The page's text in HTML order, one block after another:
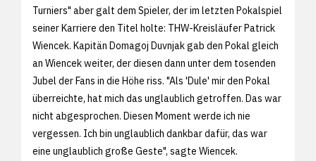
Turniers" aber galt dem Spieler, der im letzten Pokalspiel
seiner Karriere den Titel holte: THW-Kreisläufer Patrick
Wiencek. Kapitän Domagoj Duvnjak gab den Pokal gleich
an Wiencek weiter, der diesen dann unter dem tosenden
Jubel der Fans in die Höhe riss. "Als 'Dule' mir den Pokal
überreichte, hat mich das unglaublich getroffen. Das war
nicht abgesprochen. Diesen Moment werde ich nie
vergessen. Ich bin unglaublich dankbar dafür, das war
eine unglaublich große Geste", sagte Wiencek.